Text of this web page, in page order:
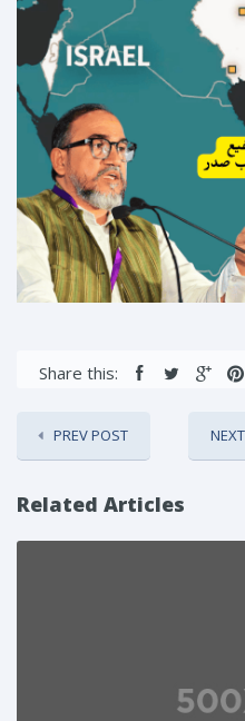
Share this:
PREV POST
Related Articles